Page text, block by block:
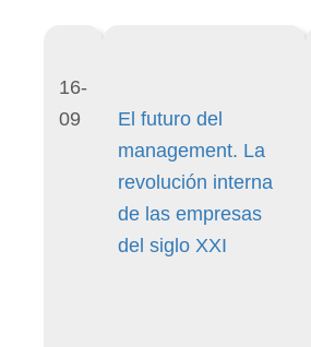
16-
09
El futuro del
management. La
revolución interna
de las empresas
del siglo XXI